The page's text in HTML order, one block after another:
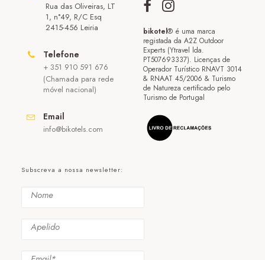
Rua das Oliveiras, LT
1, n°49, R/C Esq
2415-456 Leiria
Telefone
+ 351 910 591 676
(Chamada para rede
móvel nacional)
Email
info@bikotels.com
bikotel® é uma marca
registada da A2Z Outdoor
Experts (Ytravel lda.
PT507693337). Licenças de
Operador Turístico RNAVT 3014
& RNAAT 45/2006 & Turismo
de Natureza certificado pelo
Turismo de Portugal
Subscreva a nossa newsletter: